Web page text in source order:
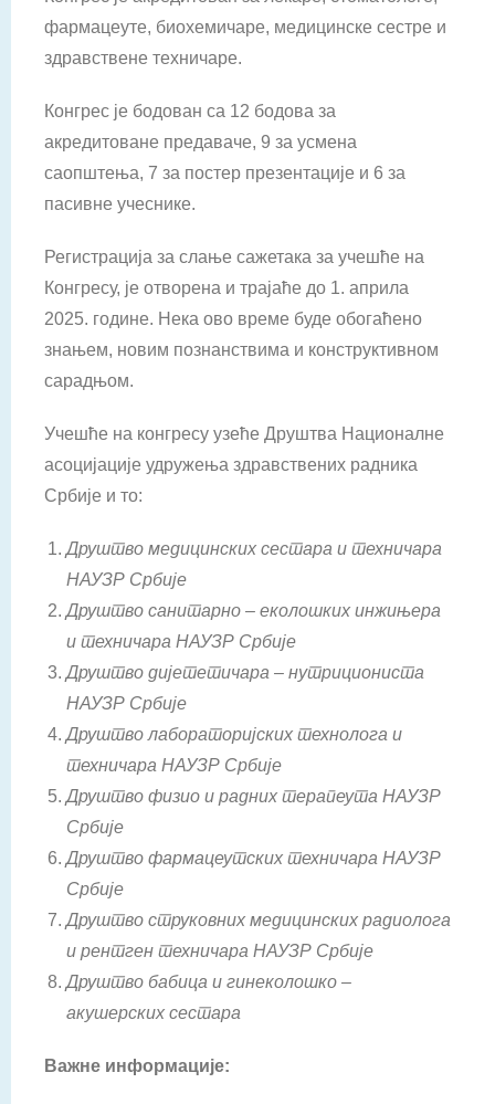
фармацеуте, биохемичаре, медицинске сестре и
здравствене техничаре.
Конгрес је бодован са 12 бодова за
акредитоване предаваче, 9 за усмена
саопштења, 7 за постер презентације и 6 за
пасивне учеснике.
Регистрација за слање сажетака за учешће на
Конгресу, је отворена и трајаће до 1. априла
2025. године. Нека ово време буде обогаћено
знањем, новим познанствима и конструктивном
сарадњом.
Учешће на конгресу узеће Друштва Националне
асоцијације удружења здравствених радника
Србије и то:
Друштво медицинских сестара и техничара
НАУЗР Србије
Друштво санитарно – еколошких инжињера
и техничара НАУЗР Србије
Друштво дијететичара – нутрициониста
НАУЗР Србије
Друштво лабораторијских технолога и
техничара НАУЗР Србије
Друштво физио и радних терапеута НАУЗР
Србије
Друштво фармацеутских техничара НАУЗР
Србије
Друштво струковних медицинских радиолога
и рентген техничара НАУЗР Србије
Друштво бабица и гинеколошко –
акушерских сестара
Важне информације: